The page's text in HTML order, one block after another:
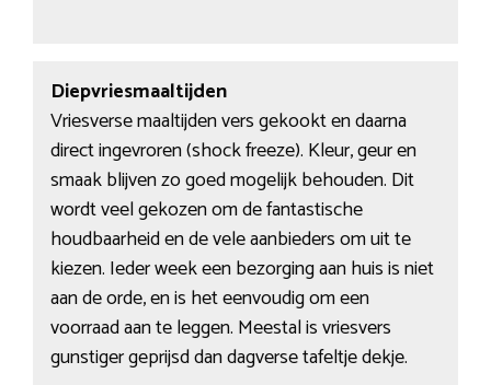
Diepvriesmaaltijden
Vriesverse maaltijden vers gekookt en daarna
direct ingevroren (shock freeze). Kleur, geur en
smaak blijven zo goed mogelijk behouden. Dit
wordt veel gekozen om de fantastische
houdbaarheid en de vele aanbieders om uit te
kiezen. Ieder week een bezorging aan huis is niet
aan de orde, en is het eenvoudig om een
voorraad aan te leggen. Meestal is vriesvers
gunstiger geprijsd dan dagverse tafeltje dekje.